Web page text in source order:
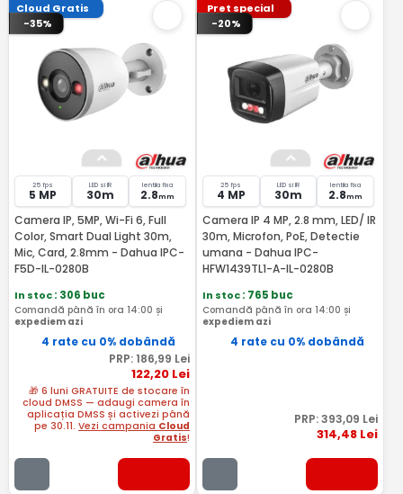
Cloud Gratis
-35%
25 fps
5 MP
LED si IR
30m
lentila fixa
2.8mm
Camera IP, 5MP, Wi-Fi 6, Full
Color, Smart Dual Light 30m,
Mic, Card, 2.8mm - Dahua IPC-
F5D-IL-0280B
In stoc: 306 buc
Comandă până în ora 14:00 și
expediem azi
4 rate cu 0% dobândă
PRP: 186,99 Lei
122,20Lei
🎁 6 luni GRATUITE de stocare în
cloud DMSS — adaugi camera în
aplicația DMSS și activezi până
pe 30.11. Vezi campania Cloud
Gratis!
Pret special
-20%
25 fps
4 MP
LED si IR
30m
lentila fixa
2.8mm
Camera IP 4 MP, 2.8 mm, LED/ IR
30m, Microfon, PoE, Detectie
umana - Dahua IPC-
HFW1439TL1-A-IL-0280B
In stoc: 765 buc
Comandă până în ora 14:00 și
expediem azi
4 rate cu 0% dobândă
PRP:393,09 Lei
314,48 Lei